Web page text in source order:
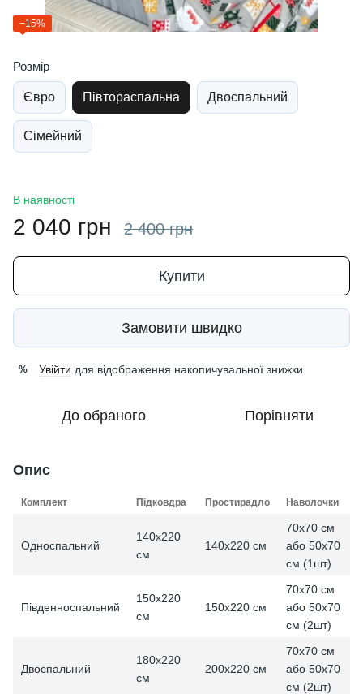
−15%
Розмір
Євро Півтораспальна Двоспальний
Сімейний
В наявності
2 040 грн 2 400 грн
Купити
Замовити швидко
% Увійти для відображення накопичувальної знижки
До обраного Порівняти
Опис
Комплект Підковдра Простирадло Наволочки
Односпальний
140х220
см
140х220 см
70x70 см
або 50x70
см (1шт)
Південноспальний
150х220
см
150х220 см
70x70 см
або 50x70
см (2шт)
Двоспальний
180х220
см
200х220 см
70x70 см
або 50x70
см (2шт)